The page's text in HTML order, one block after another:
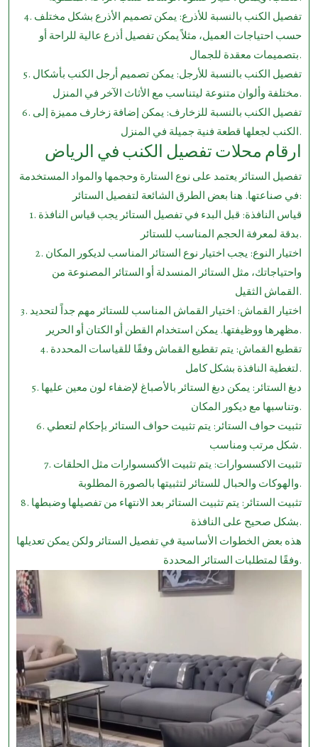
4. تفصيل الكنب بالنسبة للأذرع: يمكن تصميم الأذرع بشكل مختلف
حسب احتياجات العميل، مثلاً يمكن تفصيل أذرع عالية للراحة أو
بتصميمات معقدة للجمال.
5. تفصيل الكنب بالنسبة للأرجل: يمكن تصميم أرجل الكنب بأشكال
مختلفة وألوان متنوعة ليتناسب مع الأثاث الآخر في المنزل.
6. تفصيل الكنب بالنسبة للزخارف: يمكن إضافة زخارف مميزة إلى
الكنب لجعلها قطعة فنية جميلة في المنزل.
ارقام محلات تفصيل الكنب في الرياض
تفصيل الستائر يعتمد على نوع الستارة وحجمها والمواد المستخدمة
في صناعتها. هنا بعض الطرق الشائعة لتفصيل الستائر:
1. قياس النافذة: قبل البدء في تفصيل الستائر يجب قياس النافذة
بدقة لمعرفة الحجم المناسب للستائر.
2. اختيار النوع: يجب اختيار نوع الستائر المناسب لديكور المكان
واحتياجاتك، مثل الستائر المنسدلة أو الستائر المصنوعة من
القماش الثقيل.
3. اختيار القماش: اختيار القماش المناسب للستائر مهم جداً لتحديد
مظهرها ووظيفتها. يمكن استخدام القطن أو الكتان أو الحرير.
4. تقطيع القماش: يتم تقطيع القماش وفقًا للقياسات المحددة
لتغطية النافذة بشكل كامل.
5. دبغ الستائر: يمكن دبغ الستائر بالأصباغ لإضفاء لون معين عليها
وتناسبها مع ديكور المكان.
6. تثبيت حواف الستائر: يتم تثبيت حواف الستائر بإحكام لتعطي
شكل مرتب ومناسب.
7. تثبيت الاكسسوارات: يتم تثبيت الأكسسوارات مثل الحلقات
والهوكات والحبال للستائر لتثبيتها بالصورة المطلوبة.
8. تثبيت الستائر: يتم تثبيت الستائر بعد الانتهاء من تفصيلها وضبطها
بشكل صحيح على النافذة.
هذه بعض الخطوات الأساسية في تفصيل الستائر ولكن يمكن تعديلها
وفقًا لمتطلبات الستائر المحددة.